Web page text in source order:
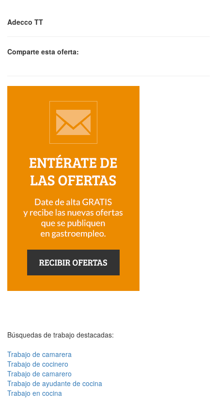
Adecco TT
Comparte esta oferta:
Búsquedas de trabajo destacadas:
Trabajo de camarera
Trabajo de cocinero
Trabajo de camarero
Trabajo de ayudante de cocina
Trabajo en cocina